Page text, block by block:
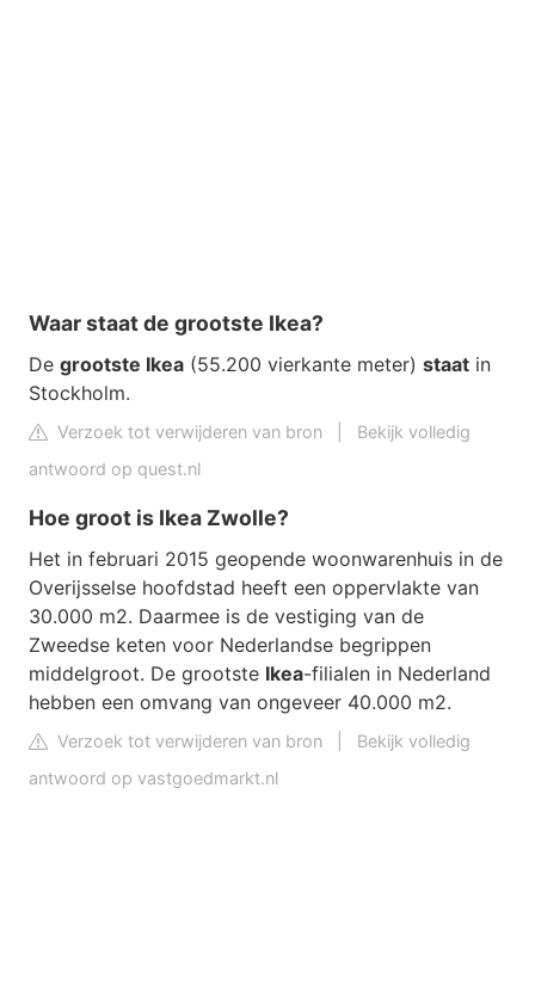
Waar staat de grootste Ikea?
De grootste Ikea (55.200 vierkante meter) staat in
Stockholm.
Verzoek tot verwijderen van bron
Bekijk volledig
antwoord op quest.nl
Hoe groot is Ikea Zwolle?
Het in februari 2015 geopende woonwarenhuis in de
Overijsselse hoofdstad heeft een oppervlakte van
30.000 m2. Daarmee is de vestiging van de
Zweedse keten voor Nederlandse begrippen
middelgroot. De grootste Ikea-filialen in Nederland
hebben een omvang van ongeveer 40.000 m2.
Verzoek tot verwijderen van bron
Bekijk volledig
antwoord op vastgoedmarkt.nl